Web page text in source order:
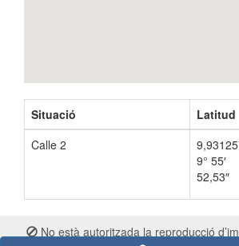
Situació Latitud
Calle 2
9° 55′
52,53″
No està autoritzada la reproducció